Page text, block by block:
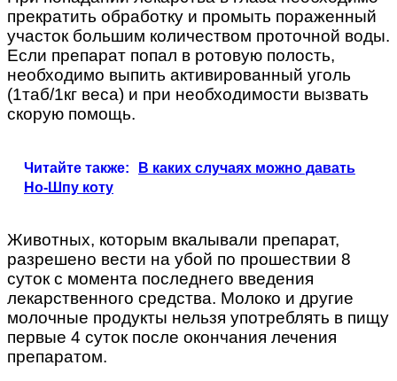
прекратить обработку и промыть пораженный
участок большим количеством проточной воды.
Если препарат попал в ротовую полость,
необходимо выпить активированный уголь
(1таб/1кг веса) и при необходимости вызвать
скорую помощь.
Читайте также:
В каких случаях можно давать
Но-Шпу коту
Животных, которым вкалывали препарат,
разрешено вести на убой по прошествии 8
суток с момента последнего введения
лекарственного средства. Молоко и другие
молочные продукты нельзя употреблять в пищу
первые 4 суток после окончания лечения
препаратом.